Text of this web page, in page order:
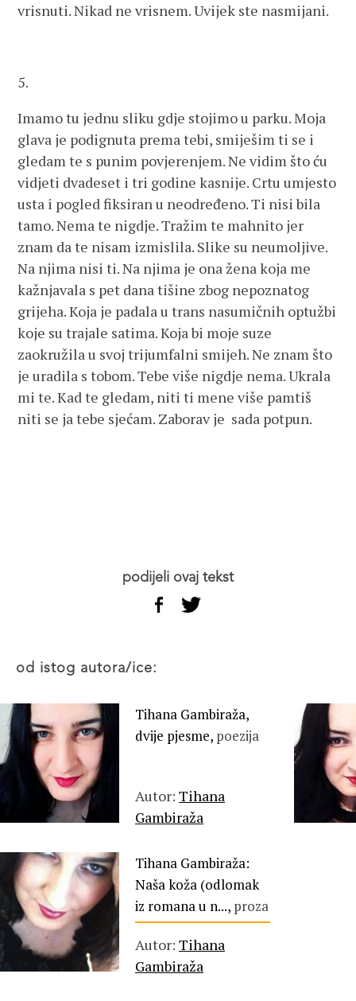
vrisnuti. Nikad ne vrisnem. Uvijek ste nasmijani.
5.
Imamo tu jednu sliku gdje stojimo u parku. Moja
glava je podignuta prema tebi, smiješim ti se i
gledam te s punim povjerenjem. Ne vidim što ću
vidjeti dvadeset i tri godine kasnije. Crtu umjesto
usta i pogled fiksiran u neodređeno. Ti nisi bila
tamo. Nema te nigdje. Tražim te mahnito jer
znam da te nisam izmislila. Slike su neumoljive.
Na njima nisi ti. Na njima je ona žena koja me
kažnjavala s pet dana tišine zbog nepoznatog
grijeha. Koja je padala u trans nasumičnih optužbi
koje su trajale satima. Koja bi moje suze
zaokružila u svoj trijumfalni smijeh. Ne znam što
je uradila s tobom. Tebe više nigdje nema. Ukrala
mi te. Kad te gledam, niti ti mene više pamtiš
niti se ja tebe sjećam. Zaborav je sada potpun.
podijeli ovaj tekst
od istog autora/ice:
Tihana Gambiraža,
dvije pjesme, poezija
Autor: Tihana
Gambiraža
Tihana Gambiraža:
Naša koža (odlomak
iz romana u n..., proza
Autor: Tihana
Gambiraža